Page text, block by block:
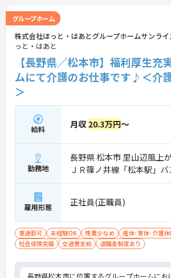
グループホーム
株式会社ほっと・はあとグループホームサンライ
っと・はあと
【長野県／松本市】福利厚生
ムにて介護のお仕事です♪＜介
＞
給料 月収 20.3万円～
勤務地
長野県 松本市 里山辺風上
ＪＲ篠ノ井線「松本駅」
雇用形態 正社員(正職員)
車通勤可 未経験OK 残業少なめ
産休･育休･介護
社会保険完備
交通費支給 退職金制度あり